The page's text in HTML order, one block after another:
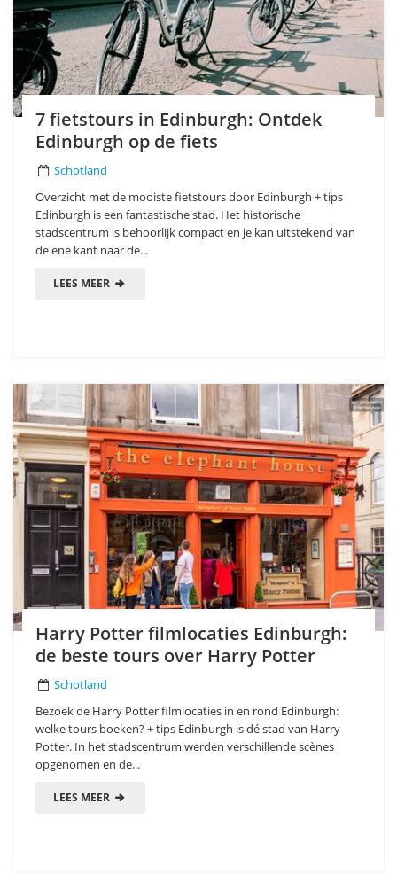
7 fietstours in Edinburgh: Ontdek
Edinburgh op de fiets
Schotland
Overzicht met de mooiste fietstours door Edinburgh + tips
Edinburgh is een fantastische stad. Het historische
stadscentrum is behoorlijk compact en je kan uitstekend van
de ene kant naar de...
LEES MEER
Harry Potter filmlocaties Edinburgh:
de beste tours over Harry Potter
Schotland
Bezoek de Harry Potter filmlocaties in en rond Edinburgh:
welke tours boeken? + tips Edinburgh is dé stad van Harry
Potter. In het stadscentrum werden verschillende scènes
opgenomen en de...
LEES MEER